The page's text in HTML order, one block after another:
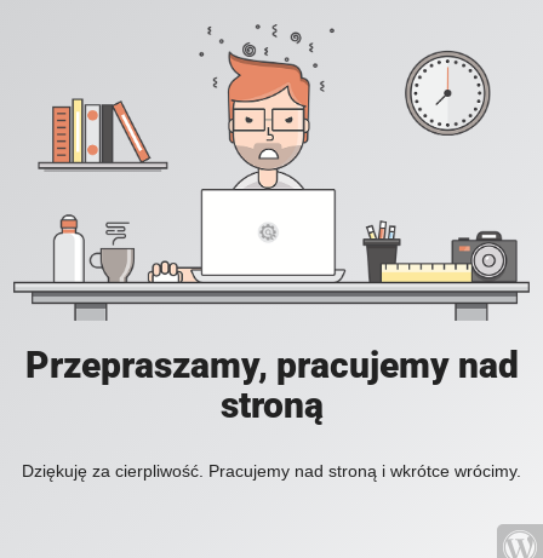
Przepraszamy, pracujemy nad
stroną
Dziękuję za cierpliwość. Pracujemy nad stroną i wkrótce wrócimy.